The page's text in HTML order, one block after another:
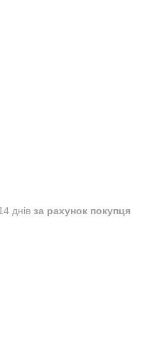
днів за рахунок покупця